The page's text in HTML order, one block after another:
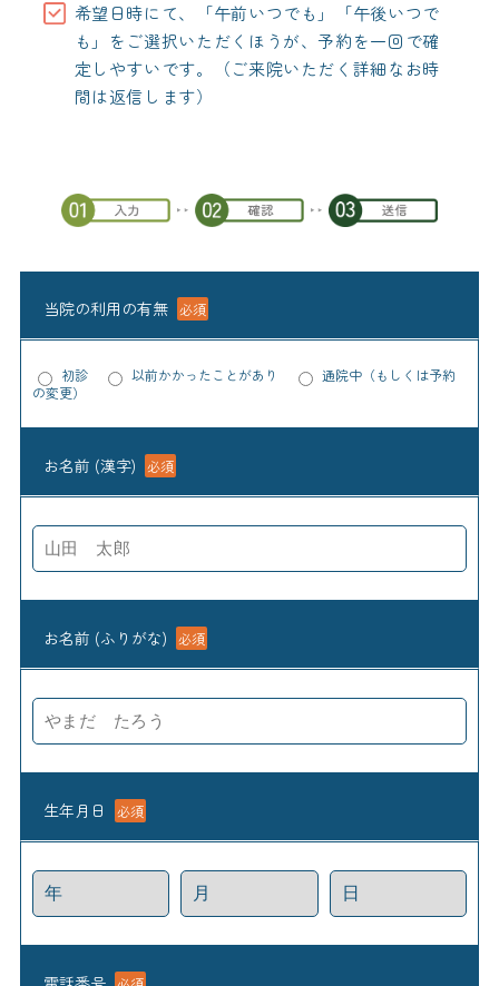
希望日時にて、「午前いつでも」「午後いつで
も」をご選択いただくほうが、予約を一回で確
定しやすいです。（ご来院いただく詳細なお時
間は返信します）
当院の利用の有無 必須
初診 以前かかったことがあり
通院中（もしくは予約
の変更）
お名前 (漢字) 必須
お名前 (ふりがな) 必須
生年月日 必須